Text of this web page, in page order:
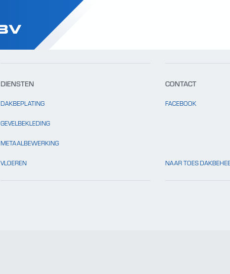
DIENSTEN
DAKBEPLATING
GEVELBEKLEDING
METAALBEWERKING
VLOEREN
CONTACT
FACEBOOK
NAAR TOES